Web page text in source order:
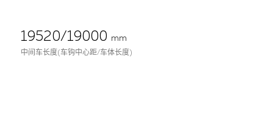
19520/19000 mm
中间车长度(车钩中心距/车体长度)